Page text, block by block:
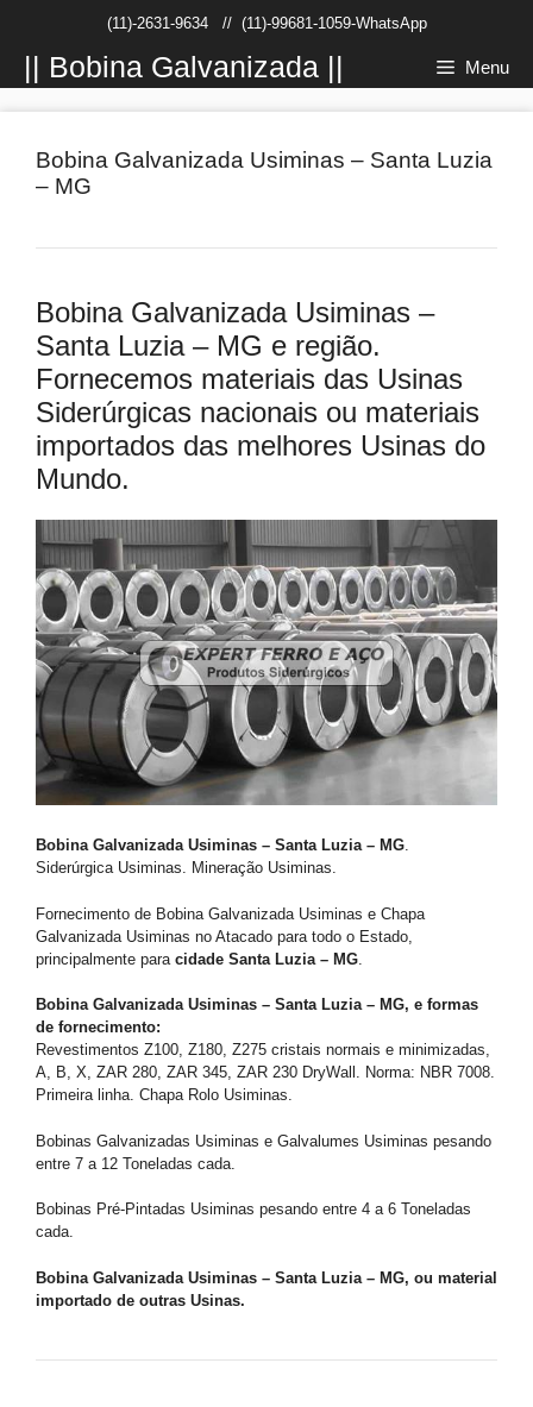
conteúdo
(11)-2631-9634// (11)-99681-1059-WhatsApp
|| Bobina Galvanizada || Menu
Bobina Galvanizada Usiminas – Santa Luzia
– MG
Bobina Galvanizada Usiminas –
Santa Luzia – MG e região.
Fornecemos materiais das Usinas
Siderúrgicas nacionais ou materiais
importados das melhores Usinas do
Mundo.
Bobina Galvanizada Usiminas – Santa Luzia – MG.
Siderúrgica Usiminas. Mineração Usiminas.
Fornecimento de Bobina Galvanizada Usiminas e Chapa
Galvanizada Usiminas no Atacado para todo o Estado,
principalmente para cidade Santa Luzia – MG
Bobina Galvanizada Usiminas – Santa Luzia – MG, e formas
de fornecimento:
Revestimentos Z100, Z180, Z275 cristais normais e minimizadas,
A, B, X, ZAR 280, ZAR 345, ZAR 230 DryWall. Norma: NBR 7008.
Primeira linha. Chapa Rolo Usiminas.
Bobinas Galvanizadas Usiminas e Galvalumes Usiminas pesando
entre 7 a 12 Toneladas cada.
Bobinas Pré-Pintadas Usiminas pesando entre 4 a 6 Toneladas
cada.
Bobina Galvanizada Usiminas – Santa Luzia – MG, ou material
importado de outras Usinas.